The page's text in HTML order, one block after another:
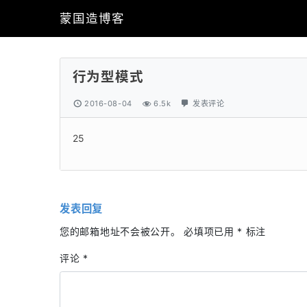
蒙国造博客
行为型模式
2016-08-04 6.5k 发表评论
25
发表回复
您的邮箱地址不会被公开。 必填项已用 * 标注
评论 *